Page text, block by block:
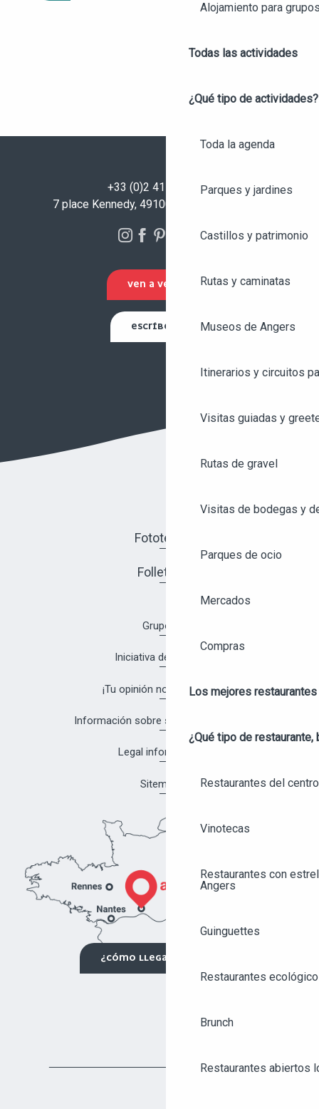
Alojamiento para
Todas las actividades
¿Qué tipo de actividades?
Toda la agenda
Parques y jardines
Castillos y patrimonio
Rutas y caminatas
Museos de Angers
Itinerarios y circuitos
Visitas guiadas y
Rutas de gravel
Visitas de bodegas y
Parques de ocio
Mercados
Compras
Los mejores
¿Qué tipo de restaurante,
Restaurantes del
Vinotecas
Restaurantes con
Angers
Guinguettes
Restaurantes
Brunch
Restaurantes abiertos
+33 (0)2 41 23 50 00
7 place Kennedy, 49100 Angers - FRANCIA
VEN A VERNOS
ESCRÍBENOS
Fototeca
Folletos
Grupos
Iniciativa de calidad
¡Tu opinión nos interesa!
Información sobre salud y seguridad
Legal information
Sitemap
¿CÓMO LLEGAR?